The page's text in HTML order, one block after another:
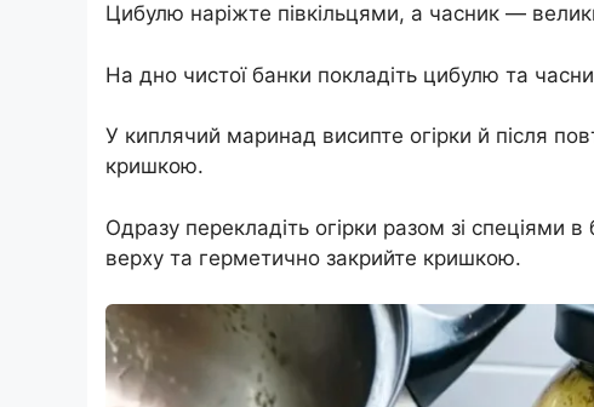
Цибулю наріжте півкільцями, а часник —
На дно чистої банки покладіть цибулю та
У киплячий маринад висипте огірки й після
кришкою.
Одразу перекладіть огірки разом зі
верху та герметично закрийте кришкою.